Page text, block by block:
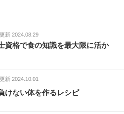
資格で食の知識を最大限に活か
更新 2024.08.29
けない体を作るレシピ
更新 2024.10.01